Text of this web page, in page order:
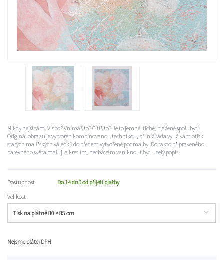
Nikdy nejsi sám. Víš to? Vnímáš to? Cítíš to? Je to jemné, tiché, blažené spolubytí.
Originál obrazu je vytvořen kombinovanou technikou, při níž ráda využívám otisk
starých malířských válečků do předem vytvořené podmalby. Do takto připraveného
barevného světa maluji a kreslím, nechávám vzniknout byt... celý popis
Dostupnost
Do 14 dnů od přijetí platby
Velikost
Nejsme plátci DPH